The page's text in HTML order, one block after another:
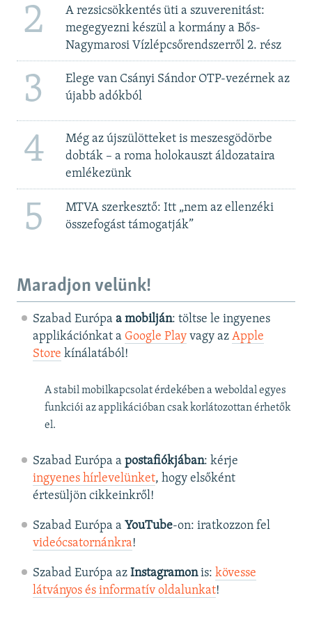
2
A rezsicsökkentés üti a szuverenitást:
megegyezni készül a kormány a Bős-
Nagymarosi Vízlépcsőrendszerről 2. rész
3
Elege van Csányi Sándor OTP-vezérnek az
újabb adókból
4
Még az újszülötteket is meszesgödörbe
dobták – a roma holokauszt áldozataira
emlékezünk
5
MTVA szerkesztő: Itt „nem az ellenzéki
összefogást támogatják”
Maradjon velünk!
Szabad Európa a mobilján: töltse le ingyenes
applikációnkat a Google Playvagy az Apple
Store kínálatából!
A stabil mobilkapcsolat érdekében a weboldal egyes
funkciói az applikációban csak korlátozottan érhetők
el.
Szabad Európa a postafiókjában: kérje
ingyenes hírlevelünket, hogy elsőként
értesüljön cikkeinkről!
Szabad Európa a YouTube-on: iratkozzon fel
videócsatornánkra!
Szabad Európa az Instagramonis: kövesse
látványos és informatív oldalunkat! ​